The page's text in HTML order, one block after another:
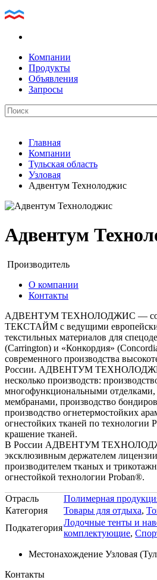
Компании
Продукты
Объявления
Запросы
Главная
Компании
Тульская область
Узловая
Адвентум Технолоджис
Адвентум
Производитель
О компании
Контакты
АДВЕНТУМ ТЕХНОЛОДЖИС —
ТЕКСТАЙМ с ведущими
текстильных материалов для
(Carrington) и «Конкордия»
современного производства
России. АДВЕНТУМ ТЕХНОЛОДЖИС
несколько производств:
многофункциональными
мембранами, производство
производство огнетермостойких
огнестойких тканей по технологии
крашение тканей.
В России АДВЕНТУМ
эксклюзивным держателем
производителем тканых и
огнестойкой технологии Proban®.
Отрасль
Полимерная
Категория
Товары для отдыха,
Подкатегория
Лодочные тенты и
комплектующие,
Местонахождение Узловая
Контакты